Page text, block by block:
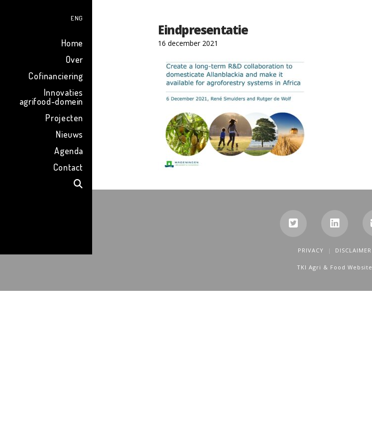
ENG
Home
Over
Cofinanciering
Innovaties
agrifood-domein
Projecten
Nieuws
Agenda
Contact
Eindpresentatie
16 december 2021
PRIVACY DISCLAIMER
TKI Agri & Food Website